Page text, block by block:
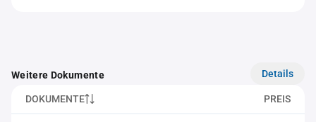
Weitere Dokumente Details
DOKUMENTE PREIS